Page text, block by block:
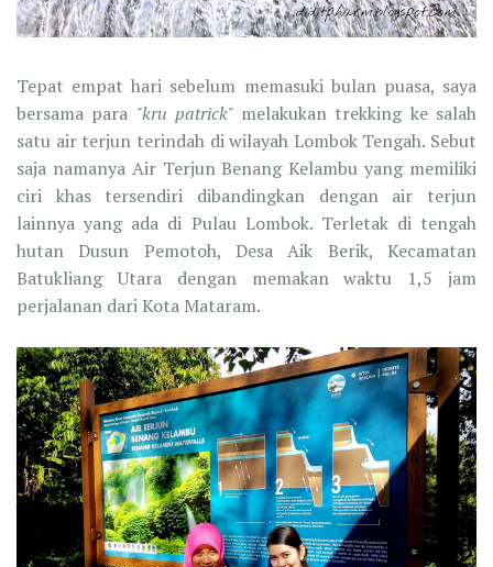
Tepat empat hari sebelum memasuki bulan puasa, saya
bersama para "kru patrick"melakukan trekking ke salah
satu air terjun terindah di wilayah Lombok Tengah. Sebut
saja namanya Air Terjun Benang Kelambu yang memiliki
ciri khas tersendiri dibandingkan dengan air terjun
lainnya yang ada di Pulau Lombok. Terletak di tengah
hutan Dusun Pemotoh, Desa Aik Berik, Kecamatan
Batukliang Utara dengan memakan waktu 1,5 jam
perjalanan dari Kota Mataram.